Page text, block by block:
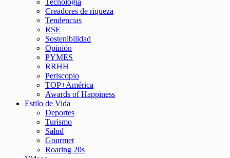
Tecnología
Creadores de riqueza
Tendencias
RSE
Sostenibilidad
Opinión
PYMES
RRHH
Periscopio
TOP+América
Awards of Happiness
Estilo de Vida
Deportes
Turismo
Salud
Gourmet
Roaring 20s